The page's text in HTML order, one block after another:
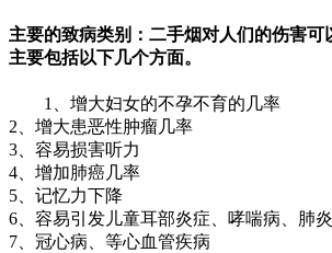
主要的致病类别：二手烟对人们的伤害可
主要包括以下几个方面。
1、增大妇女的不孕不育的几率
2、增大患恶性肿瘤几率
3、容易损害听力
4、增加肺癌几率
5、记忆力下降
6、容易引发儿童耳部炎症、哮喘病、肺
7、冠心病、等心血管疾病